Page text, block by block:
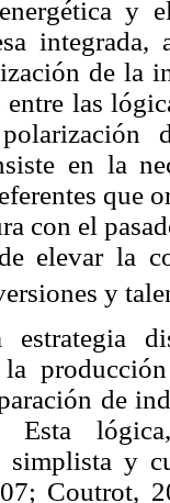
y
de la
entre las
en la
que
con el
elevar la
y
estrategia
la
de
Esta
simplista y
Coutrot,